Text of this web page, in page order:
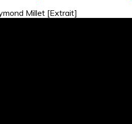
Millet [Extrait]